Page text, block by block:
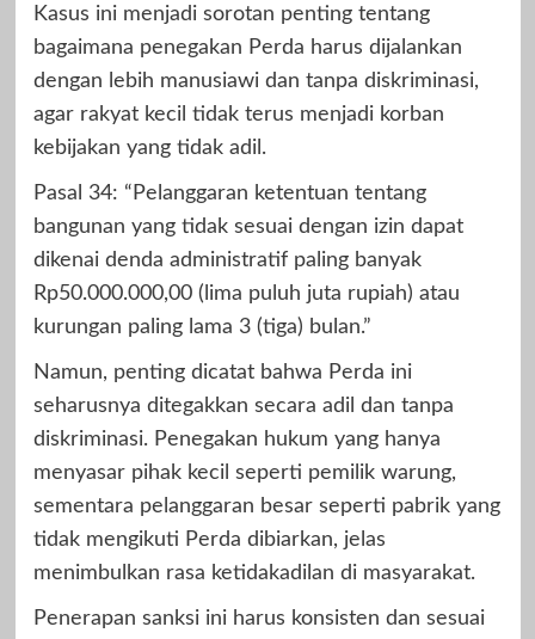
Kasus ini menjadi sorotan penting tentang
bagaimana penegakan Perda harus dijalankan
dengan lebih manusiawi dan tanpa diskriminasi,
agar rakyat kecil tidak terus menjadi korban
kebijakan yang tidak adil.
Pasal 34: “Pelanggaran ketentuan tentang
bangunan yang tidak sesuai dengan izin dapat
dikenai denda administratif paling banyak
Rp50.000.000,00 (lima puluh juta rupiah) atau
kurungan paling lama 3 (tiga) bulan.”
Namun, penting dicatat bahwa Perda ini
seharusnya ditegakkan secara adil dan tanpa
diskriminasi. Penegakan hukum yang hanya
menyasar pihak kecil seperti pemilik warung,
sementara pelanggaran besar seperti pabrik yang
tidak mengikuti Perda dibiarkan, jelas
menimbulkan rasa ketidakadilan di masyarakat.
Penerapan sanksi ini harus konsisten dan sesuai